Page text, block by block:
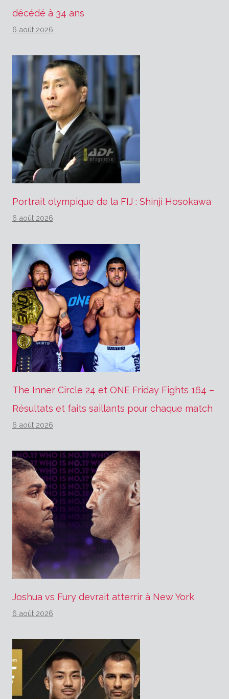
décédé à 34 ans
6 août 2026
Portrait olympique de la FIJ : Shinji Hosokawa
6 août 2026
The Inner Circle 24 et ONE Friday Fights 164 –
Résultats et faits saillants pour chaque match
6 août 2026
Joshua vs Fury devrait atterrir à New York
6 août 2026